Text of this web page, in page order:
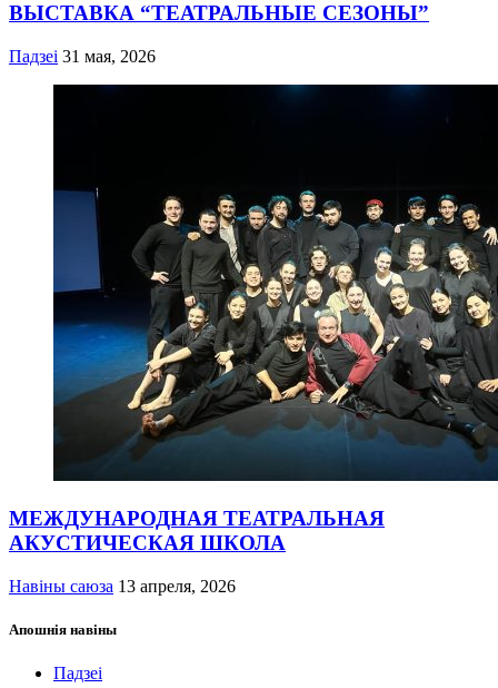
ВЫСТАВКА “ТЕАТРАЛЬНЫЕ СЕЗОНЫ”
Падзеі 31 мая, 2026
МЕЖДУНАРОДНАЯ ТЕАТРАЛЬНАЯ
АКУСТИЧЕСКАЯ ШКОЛА
Навіны саюза 13 апреля, 2026
Апошнія навіны
Падзеі